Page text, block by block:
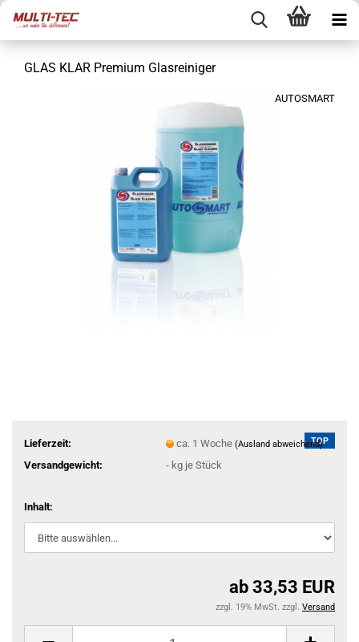
GLAS KLAR Premium Glasreiniger
AUTOSMART
TOP
Lieferzeit: ca. 1 Woche (Ausland abweichend)
Versandgewicht: -kg je Stück
Inhalt:
ab 33,53 EUR
zzgl. 19% MwSt. zzgl. Versand